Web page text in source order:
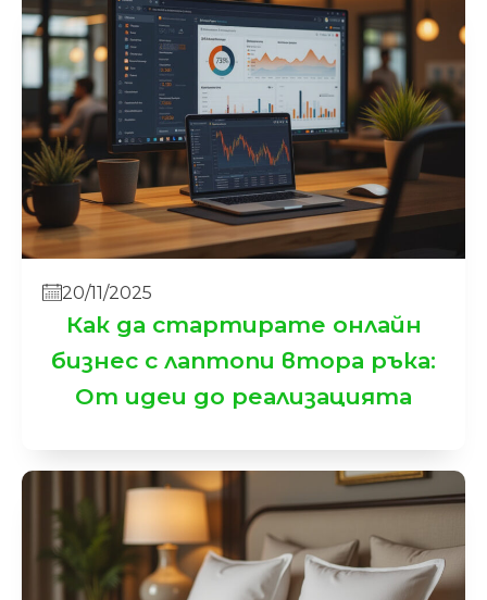
20/11/2025
Как да стартирате онлайн
бизнес с лаптопи втора ръка:
От идеи до реализацията